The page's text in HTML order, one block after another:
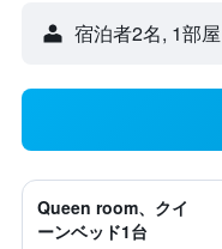
宿泊者2名, 1​部屋
Queen room、クイ
ーンベッド1台